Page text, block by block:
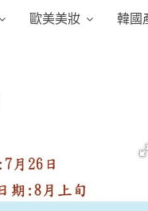
歐美美妝 韓國